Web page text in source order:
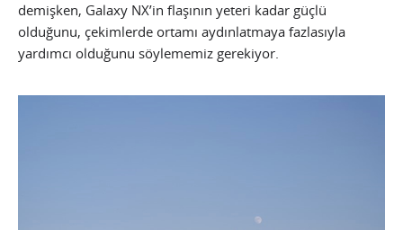
demişken, Galaxy NX’in flaşının yeteri kadar güçlü
olduğunu, çekimlerde ortamı aydınlatmaya fazlasıyla
yardımcı olduğunu söylememiz gerekiyor.